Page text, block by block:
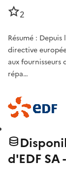
2
Résumé :
directive
aux fournisseurs
répa…
d'EDF SA